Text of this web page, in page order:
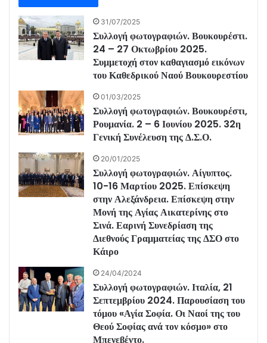
31/07/2025
Συλλογή φωτογραφιών. Βουκουρέστι.
24 – 27 Οκτωβρίου 2025.
Συμμετοχή στον καθαγιασμό εικόνων
του Καθεδρικού Ναού Βουκουρεστίου
01/03/2025
Συλλογή φωτογραφιών. Βουκουρέστι,
Ρουμανία. 2 – 6 Ιουνίου 2025. 32η
Γενική Συνέλευση της Δ.Σ.Ο.
20/01/2025
Συλλογή φωτογραφιών. Αίγυπτος.
10-16 Μαρτίου 2025. Επίσκεψη
στην Αλεξάνδρεια. Επίσκεψη στην
Μονή της Αγίας Αικατερίνης στο
Σινά. Εαρινή Συνεδρίαση της
Διεθνούς Γραμματείας της ΔΣΟ στο
Κάιρο
24/04/2024
Συλλογή φωτογραφιών. Ιταλία, 21
Σεπτεμβρίου 2024. Παρουσίαση του
τόμου «Αγία Σοφία. Οι Ναοί της του
Θεού Σοφίας ανά τον κόσμο» στο
Μπενεβέντο.